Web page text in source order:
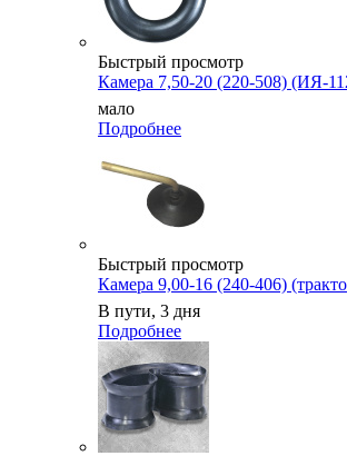
Быстрый просмотр
Камера 7,50-20 (220-508) (ИЯ-
мало
Подробнее
Быстрый просмотр
Камера 9,00-16 (240-406)
В пути, 3 дня
Подробнее